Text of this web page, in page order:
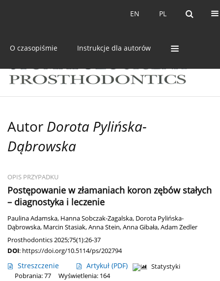
PL
EN PL
EN
O czasopiśmie Instrukcje dla autorów
Autor Dorota Pylińska-
Dąbrowska
OPIS PRZYPADKU
Postępowanie w złamaniach koron zębów stałych
– diagnostyka i leczenie
Paulina Adamska, Hanna Sobczak-Zagalska, Dorota Pylińska-
Dąbrowska, Marcin Stasiak,Anna Stein,Anna Gibała,Adam Zedler
Prosthodontics 2025;75(1):26-37
DOI: https://doi.org/10.5114/ps/202794
Streszczenie Artykuł (PDF)
Statystyki
Pobrania: 77
Wyświetlenia: 164